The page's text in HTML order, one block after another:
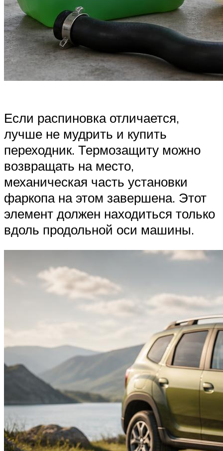
Если распиновка отличается,
лучше не мудрить и купить
переходник. Термозащиту можно
возвращать на место,
механическая часть установки
фаркопа на этом завершена. Этот
элемент должен находиться только
вдоль продольной оси машины.